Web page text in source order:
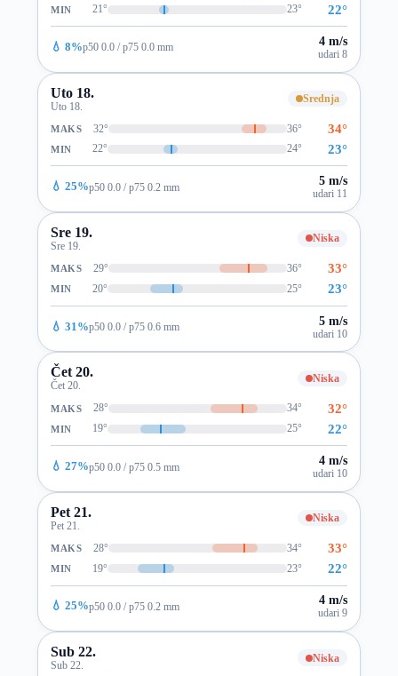
MIN 21° 23° 22°
💧 8%p50 0.0 / p75 0.0 mm 4 m/s
udari 8
Uto 18.
Uto 18.
Srednja
MAKS 32° 36° 34°
MIN 22° 24° 23°
💧 25%p50 0.0 / p75 0.2 mm 5 m/s
udari 11
Sre 19.
Sre 19.
Niska
MAKS 29° 36° 33°
MIN 20° 25° 23°
💧 31%p50 0.0 / p75 0.6 mm 5 m/s
udari 10
Čet 20.
Čet 20.
Niska
MAKS 28° 34° 32°
MIN 19° 25° 22°
💧 27%p50 0.0 / p75 0.5 mm 4 m/s
udari 10
Pet 21.
Pet 21.
Niska
MAKS 28° 34° 33°
MIN 19° 23° 22°
💧 25%p50 0.0 / p75 0.2 mm 4 m/s
udari 9
Sub 22.
Sub 22.
Niska